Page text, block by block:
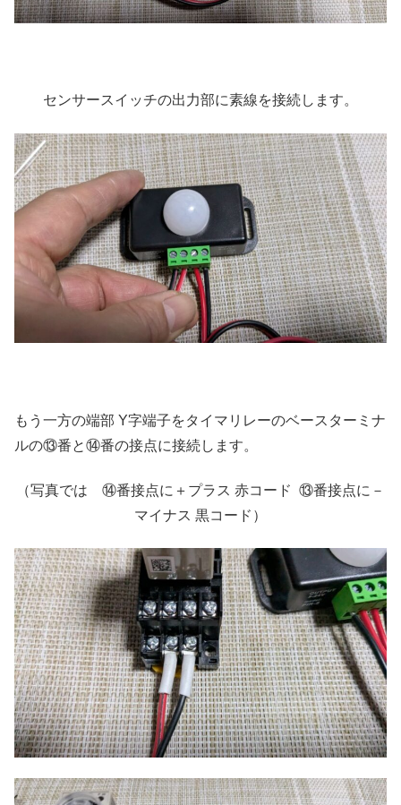
センサースイッチの出力部に素線を接続します。
もう一方の端部 Y字端子をタイマリレーのベースターミナ
ルの⑬番と⑭番の接点に接続します。
（写真では ⑭番接点に＋プラス 赤コード ⑬番接点に－
マイナス 黒コード）